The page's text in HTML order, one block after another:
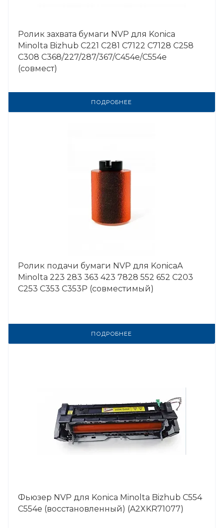
Ролик захвата бумаги NVP для Konica
Minolta Bizhub C221 C281 C7122 C7128 C258
C308 C368/227/287/367/С454e/С554e
(совмест)
ПОДРОБНЕЕ
Ролик подачи бумаги NVP для KonicaA
Minolta 223 283 363 423 7828 552 652 C203
C253 C353 C353P (совместимый)
ПОДРОБНЕЕ
Фьюзер NVP для Konica Minolta Bizhub C554
C554e (восстановленный) (A2XKR71077)